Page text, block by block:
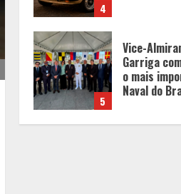
5
1
Mercure
Savassi
espaço